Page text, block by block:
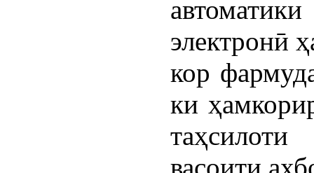
электронӣ
кор
ки
васоити